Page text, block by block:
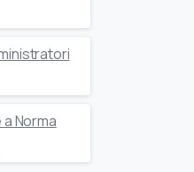
Norma